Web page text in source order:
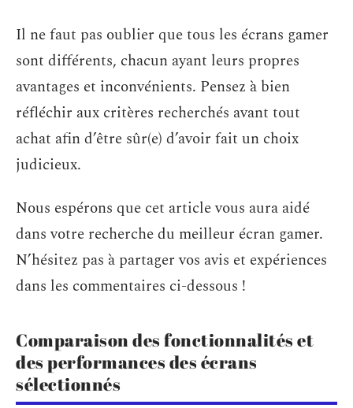
Il ne faut pas oublier que tous les écrans gamer
sont différents, chacun ayant leurs propres
avantages et inconvénients. Pensez à bien
réfléchir aux critères recherchés avant tout
achat afin d’être sûr(e) d’avoir fait un choix
judicieux.
Nous espérons que cet article vous aura aidé
dans votre recherche du meilleur écran gamer.
N’hésitez pas à partager vos avis et expériences
dans les commentaires ci-dessous !
Comparaison des fonctionnalités et
des performances des écrans
sélectionnés